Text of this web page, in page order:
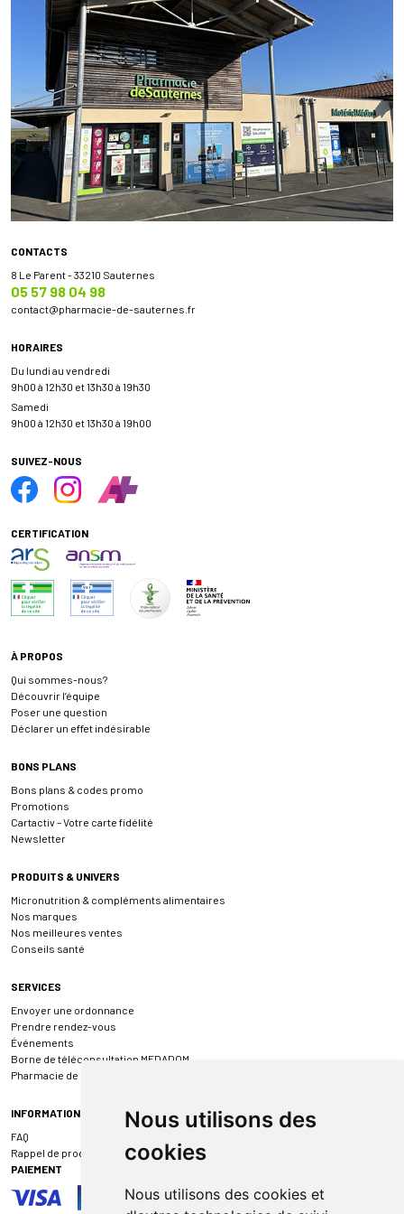
Nous utilisons des
cookies
Nous utilisons des cookies et
CONTACTS
8 Le Parent - 33210 Sauternes
05 57 98 04 98
contact@pharmacie-de-sauternes.fr
HORAIRES
Du lundi au vendredi
9h00 à 12h30 et 13h30 à 19h30
Samedi
9h00 à 12h30 et 13h30 à 19h00
SUIVEZ-NOUS
CERTIFICATION
À PROPOS
Qui sommes-nous?
Découvrir l’équipe
Poser une question
Déclarer un effet indésirable
BONS PLANS
Bons plans & codes promo
Promotions
Cartactiv – Votre carte fidélité
Newsletter
PRODUITS & UNIVERS
Micronutrition & compléments alimentaires
Nos marques
Nos meilleures ventes
Conseils santé
SERVICES
Envoyer une ordonnance
Prendre rendez-vous
Événements
Borne de téléconsultation MEDADOM
Pharmacie de garde
INFORMATIONS
FAQ
Rappel de produit
PAIEMENT